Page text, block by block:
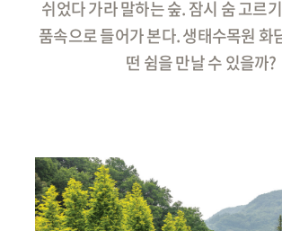
쉬었다 가라 말하는 숲. 잠시 숨 고르
품속으로 들어가 본다. 생태수목원 화
떤 쉼을 만날 수 있을까?